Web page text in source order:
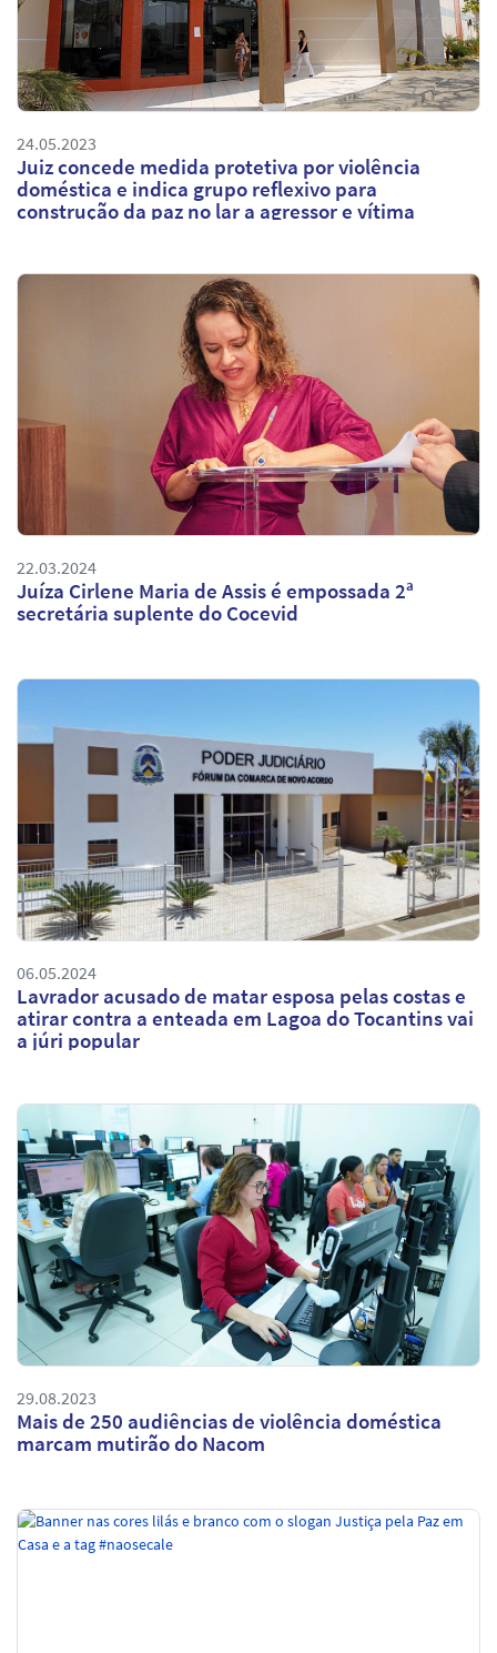
24.05.2023
Juiz concede medida protetiva por violência
doméstica e indica grupo reflexivo para
construção da paz no lar a agressor e vítima
22.03.2024
Juíza Cirlene Maria de Assis é empossada 2ª
secretária suplente do Cocevid
06.05.2024
Lavrador acusado de matar esposa pelas costas e
atirar contra a enteada em Lagoa do Tocantins vai
a júri popular
29.08.2023
Mais de 250 audiências de violência doméstica
marcam mutirão do Nacom